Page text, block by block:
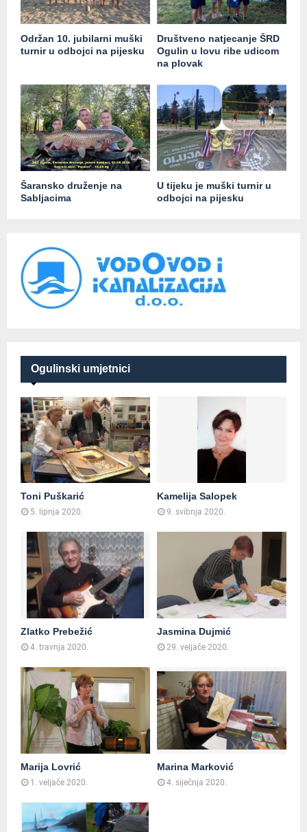
Održan 10. jubilarni muški
turnir u odbojci na pijesku
Društveno natjecanje ŠRD
Ogulin u lovu ribe udicom
na plovak
Šaransko druženje na
Sabljacima
U tijeku je muški turnir u
odbojci na pijesku
Ogulinski umjetnici
Toni Puškarić
5. lipnja 2020.
Kamelija Salopek
9. svibnja 2020.
Zlatko Prebežić
4. travnja 2020.
Jasmina Dujmić
29. veljače 2020.
Marija Lovrić
1. veljače 2020.
Marina Marković
4. siječnja 2020.